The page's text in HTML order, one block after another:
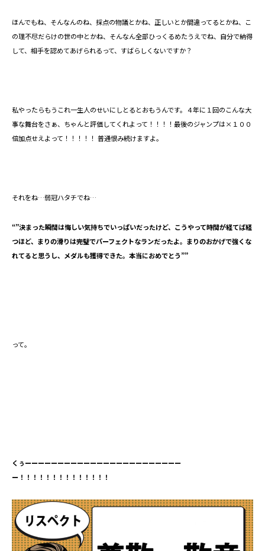
ほんでもね、そんなんのね、採点の物議とかね、正しいとか間違ってるとかね、こ
の理不尽だらけの世の中とかね、そんなん全部ひっくるめたうえでね、自分で納得
して、相手を認めてあげられるって、すばらしくないですか？
私やったらもうこれ一生人のせいにしとるとおもうんです。４年に１回のこんな大
事な舞台をさぁ、ちゃんと評価してくれよって！！！！最後のジャンプは×１００
倍加点せえよって！！！！！ 普通恨み続けますよ。
それをね…弱冠ハタチでね…
“”決まった瞬間は悔しい気持ちでいっぱいだったけど、こうやって時間が経てば経
つほど、まりの滑りは完璧でパーフェクトなランだったよ。まりのおかげで強くな
れてると思うし、メダルも獲得できた。本当におめでとう””
って。
くぅーーーーーーーーーーーーーーーーーーーーーーーー
ー！！！！！！！！！！！！！！